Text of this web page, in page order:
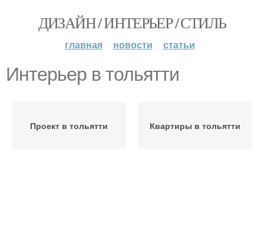
ДИЗАЙН / ИНТЕРЬЕР / СТИЛЬ
главная новости статьи
Интерьер в тольятти
Проект в тольятти Квартиры в тольятти